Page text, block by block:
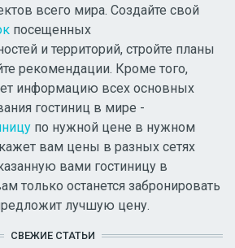
всего мира. Создайте свой
посещенных
и территорий, стройте планы
рекомендации. Кроме того,
информацию всех основных
гостиниц в мире -
по нужной цене в нужном
вам цены в разных сетях
вами гостиницу в
только останется забронировать
лучшую цену.
СВЕЖИЕ СТАТЬИ